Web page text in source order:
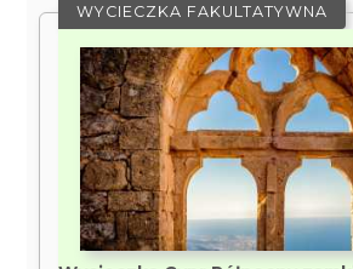
WYCIECZKA FAKULTATYWNA